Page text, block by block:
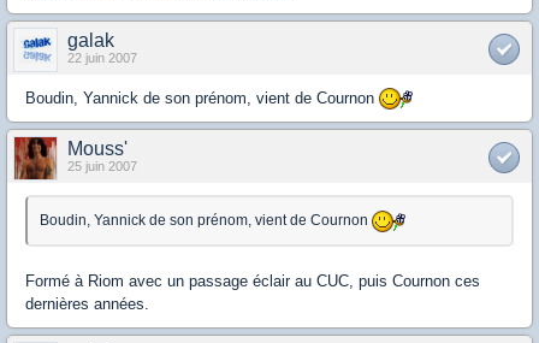
galak
22 juin 2007
Boudin, Yannick de son prénom, vient de Cournon
Mouss'
25 juin 2007
Boudin, Yannick de son prénom, vient de Cournon
Formé à Riom avec un passage éclair au CUC, puis Cournon ces
dernières années.